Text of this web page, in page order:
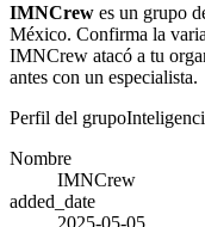
IMNCrew es un grupo
México. Confirma la
IMNCrew atacó a tu
antes con un especialista.
Perfil del grupo
Nombre
IMNCrew
added_date
2025-05-05